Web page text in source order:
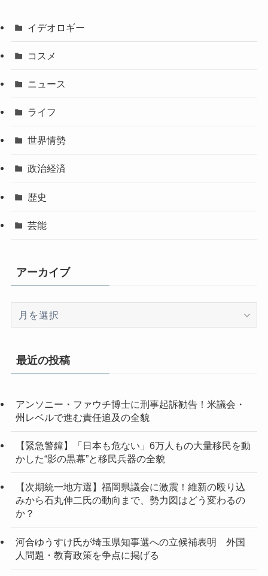
イデオロギー
コスメ
ニュース
ライフ
世界情勢
政治経済
歴史
芸能
アーカイブ
イ
最近の投稿
アンソニー・ファウチ博士に刑事起訴勧告！米議会・
州レベルで進む責任追及の全貌
【緊急警鐘】「日本も危ない」6万人もの大量移民を動
かした“影の黒幕”と移民兵器の全貌
【次期統一地方選】福岡県議会に激震！維新の殴り込
みから石丸伸二氏の動向まで、勢力図はどう変わるの
か？
河合ゆうすけ氏が埼玉県知事選への立候補表明 外国
人問題・教育政策を争点に掲げる